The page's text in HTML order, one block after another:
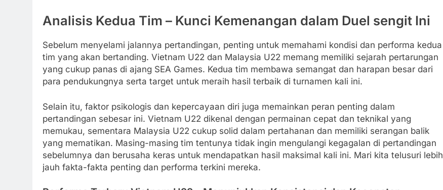
Analisis Kedua Tim – Kunci Kemenangan dalam Duel sengit Ini
Sebelum menyelami jalannya pertandingan, penting untuk memahami kondisi dan performa kedua
tim yang akan bertanding. Vietnam U22 dan Malaysia U22 memang memiliki sejarah pertarungan
yang cukup panas di ajang SEA Games. Kedua tim membawa semangat dan harapan besar dari
para pendukungnya serta target untuk meraih hasil terbaik di turnamen kali ini.
Selain itu, faktor psikologis dan kepercayaan diri juga memainkan peran penting dalam
pertandingan sebesar ini. Vietnam U22 dikenal dengan permainan cepat dan teknikal yang
memukau, sementara Malaysia U22 cukup solid dalam pertahanan dan memiliki serangan balik
yang mematikan. Masing-masing tim tentunya tidak ingin mengulangi kegagalan di pertandingan
sebelumnya dan berusaha keras untuk mendapatkan hasil maksimal kali ini. Mari kita telusuri lebih
jauh fakta-fakta penting dan performa terkini mereka.